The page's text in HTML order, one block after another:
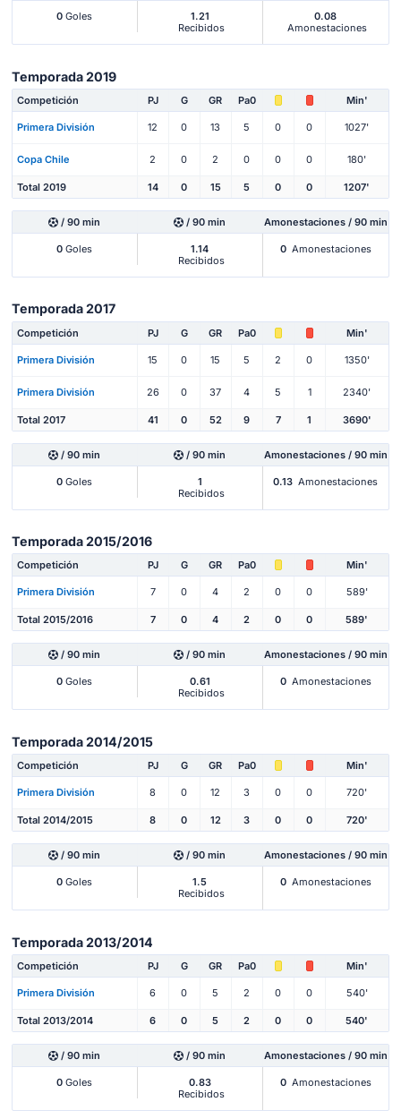
0 Goles
1.21
Recibidos
0.08
Amonestaciones
Temporada 2019
Competición PJ G GR Pa0 Min'
Primera División 12 0 13 5 0 0 1027'
Copa Chile 2 0 2 0 0 0 180'
Total 2019 14 0 15 5 0 0 1207'
/ 90 min / 90 min Amonestaciones / 90 min
0 Goles
1.14
Recibidos
0 Amonestaciones
Temporada 2017
Competición PJ G GR Pa0 Min'
Primera División 15 0 15 5 2 0 1350'
Primera División 26 0 37 4 5 1 2340'
Total 2017 41 0 52 9 7 1 3690'
/ 90 min / 90 min Amonestaciones / 90 min
0 Goles
1
Recibidos
0.13 Amonestaciones
Temporada 2015/2016
Competición PJ G GR Pa0 Min'
Primera División 7 0 4 2 0 0 589'
Total 2015/2016 7 0 4 2 0 0 589'
/ 90 min / 90 min Amonestaciones / 90 min
0 Goles
0.61
Recibidos
0 Amonestaciones
Temporada 2014/2015
Competición PJ G GR Pa0 Min'
Primera División 8 0 12 3 0 0 720'
Total 2014/2015 8 0 12 3 0 0 720'
/ 90 min / 90 min Amonestaciones / 90 min
0 Goles
1.5
Recibidos
0 Amonestaciones
Temporada 2013/2014
Competición PJ G GR Pa0 Min'
Primera División 6 0 5 2 0 0 540'
Total 2013/2014 6 0 5 2 0 0 540'
/ 90 min / 90 min Amonestaciones / 90 min
0 Goles
0.83
Recibidos
0 Amonestaciones